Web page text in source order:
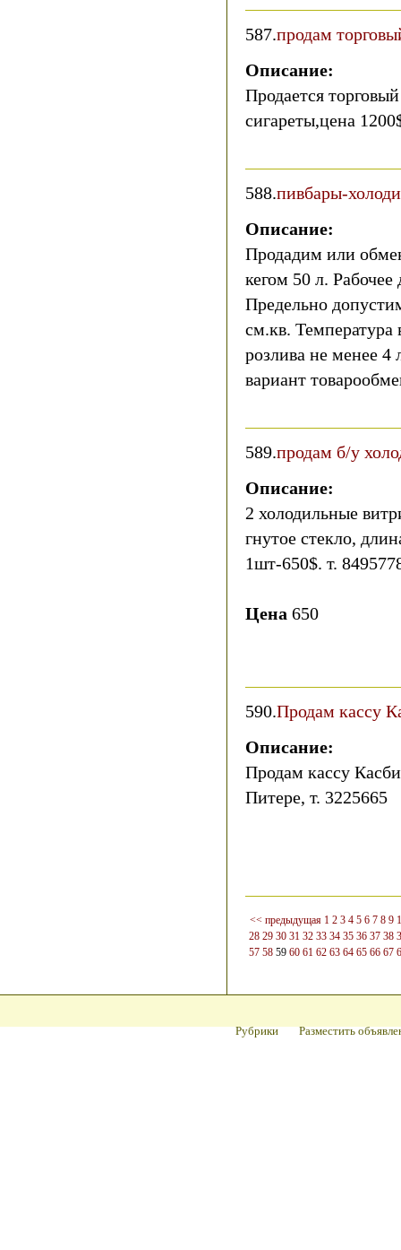
587.продам
Описание:
Продается
сигареты,цена
588.пивбары-
Описание:
Продадим или
кегом 50 л. Рабочее
Предельно
см.кв.
розлива не менее
вариант
589.продам б/у
Описание:
2 холодильные
гнутое стекло,
1шт-650$. т.
Цена 650
590.Продам кассу
Описание:
Продам кассу
Питере, т. 3225665
<< предыдущая 1 2 3 4 5 6 7 8 9
28 29 30 31 32 33 34 35 36 37 38
57 58 59 60 61 62 63 64 65 66 67
Рубрики Разместить